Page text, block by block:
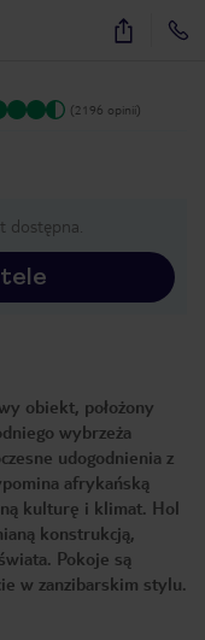
18
(2196 opinii)
dostępna.
obiekt, położony
wybrzeża
udogodnienia z
afrykańską
kulturę i klimat. Hol
konstrukcją,
Pokoje są
w zanzibarskim stylu.